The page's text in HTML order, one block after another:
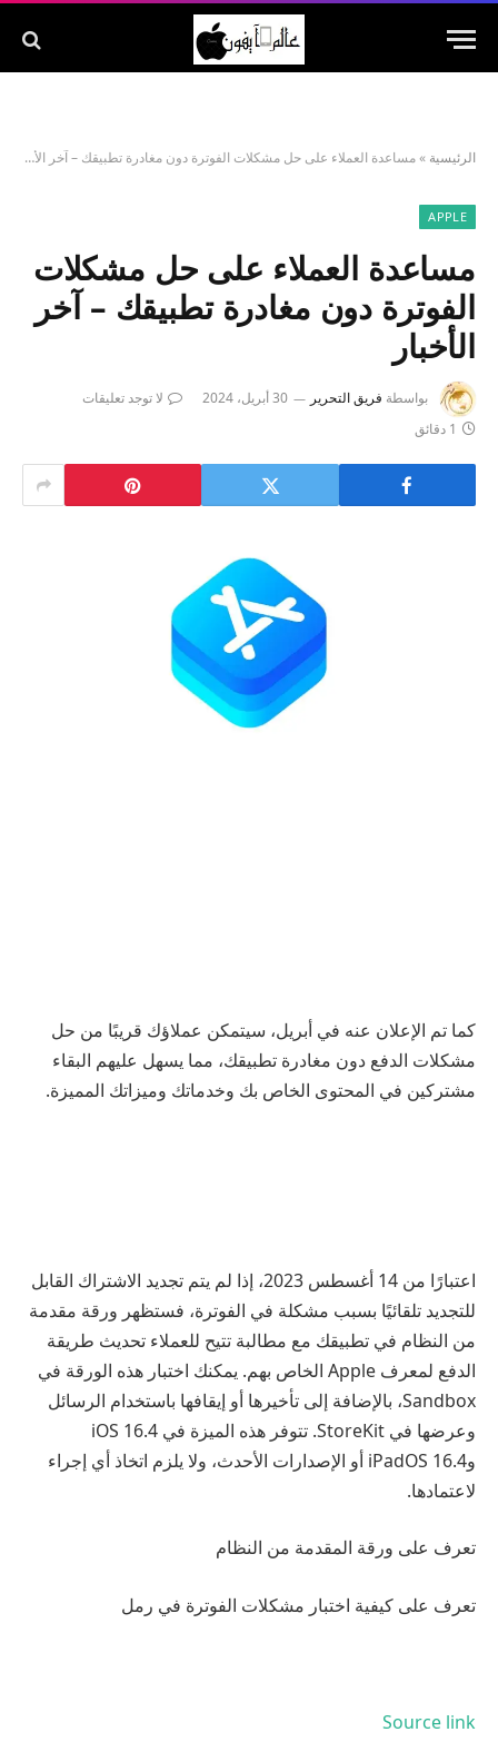
الرئيسية »مساعدة العملاء على حل مشكلات الفوترة دون مغادرة تطبيقك – آخر الأخبار
APPLE
مساعدة العملاء على حل مشكلات
الفوترة دون مغادرة تطبيقك – آخر
الأخبار
بواسطة فريق التحرير 30 أبريل، 2024
لا توجد تعليقات
1 دقائق
كما تم الإعلان عنه في أبريل، سيتمكن عملاؤك قريبًا من حل
مشكلات الدفع دون مغادرة تطبيقك، مما يسهل عليهم البقاء
مشتركين في المحتوى الخاص بك وخدماتك وميزاتك المميزة.
اعتبارًا من 14 أغسطس 2023، إذا لم يتم تجديد الاشتراك القابل
للتجديد تلقائيًا بسبب مشكلة في الفوترة، فستظهر ورقة مقدمة
من النظام في تطبيقك مع مطالبة تتيح للعملاء تحديث طريقة
الدفع لمعرف Apple الخاص بهم. يمكنك اختبار هذه الورقة في
Sandbox، بالإضافة إلى تأخيرها أو إيقافها باستخدام الرسائل
وعرضها في StoreKit. تتوفر هذه الميزة في iOS 16.4
وiPadOS 16.4 أو الإصدارات الأحدث، ولا يلزم اتخاذ أي إجراء
لاعتمادها.
تعرف على ورقة المقدمة من النظام
تعرف على كيفية اختبار مشكلات الفوترة في رمل
Source link